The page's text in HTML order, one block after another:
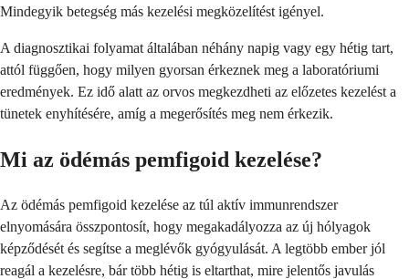
Mindegyik betegség más kezelési megközelítést igényel.
A diagnosztikai folyamat általában néhány napig vagy egy hétig tart,
attól függően, hogy milyen gyorsan érkeznek meg a laboratóriumi
eredmények. Ez idő alatt az orvos megkezdheti az előzetes kezelést a
tünetek enyhítésére, amíg a megerősítés meg nem érkezik.
Mi az ödémás pemfigoid kezelése?
Az ödémás pemfigoid kezelése az túl aktív immunrendszer
elnyomására összpontosít, hogy megakadályozza az új hólyagok
képződését és segítse a meglévők gyógyulását. A legtöbb ember jól
reagál a kezelésre, bár több hétig is eltarthat, mire jelentős javulás